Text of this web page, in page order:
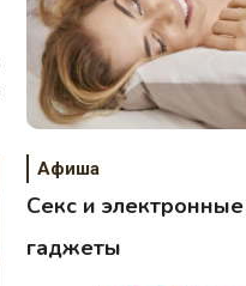
Афиша
Секс и электронные
гаджеты